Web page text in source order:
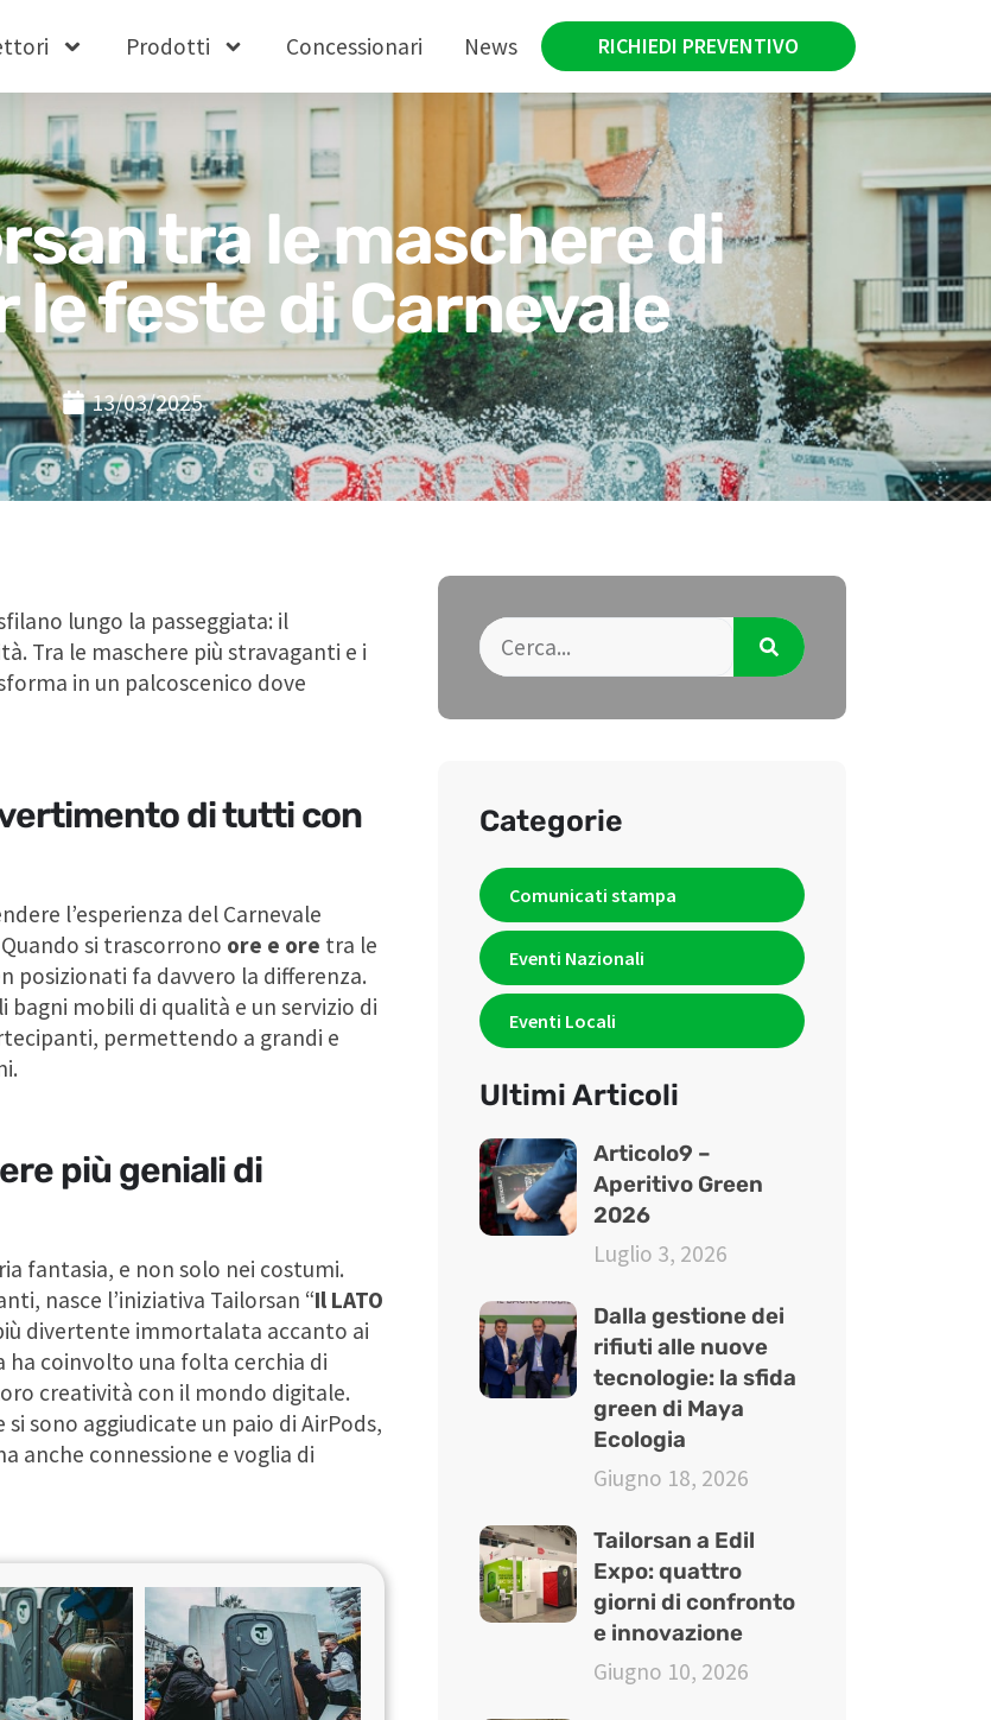
Prodotti Concessionari News RICHIEDI PREVENTIVO
tra le maschere di
le feste di Carnevale
13/03/2025
lungo la passeggiata: il
Tra le maschere più stravaganti e i
in un palcoscenico dove
di tutti con
l’esperienza del Carnevale
si trascorrono ore e ore tra le
posizionati fa davvero la differenza.
mobili di qualità e un servizio di
permettendo a grandi e
più geniali di
fantasia, e non solo nei costumi.
nasce l’iniziativa Tailorsan “Il LATO
divertente immortalata accanto ai
ha coinvolto una folta cerchia di
creatività con il mondo digitale.
si sono aggiudicate un paio di AirPods,
anche connessione e voglia di
Categorie
Comunicati stampa
Eventi Nazionali
Eventi Locali
Ultimi Articoli
Articolo9 –
Aperitivo Green
2026
Luglio 3, 2026
Dalla gestione dei
rifiuti alle nuove
tecnologie: la sfida
green di Maya
Ecologia
Giugno 18, 2026
Tailorsan a Edil
Expo: quattro
giorni di confronto
e innovazione
Giugno 10, 2026